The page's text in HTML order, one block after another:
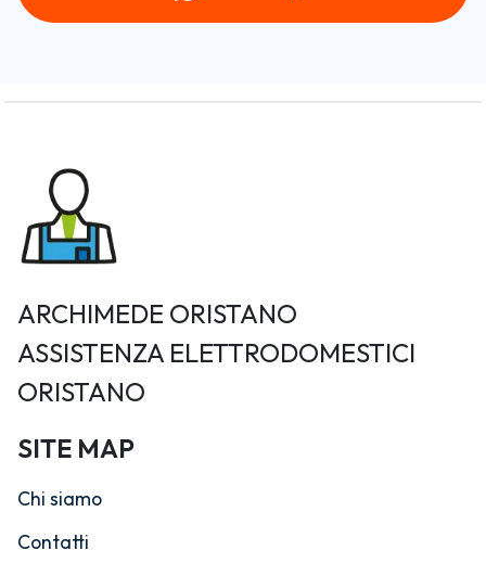
ARCHIMEDE ORISTANO
ASSISTENZA ELETTRODOMESTICI
ORISTANO
SITE MAP
Chi siamo
Contatti